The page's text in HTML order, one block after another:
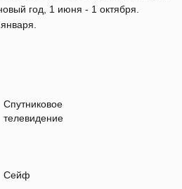
год, 1 июня - 1 октября.
Спутниковое
телевидение
Сейф